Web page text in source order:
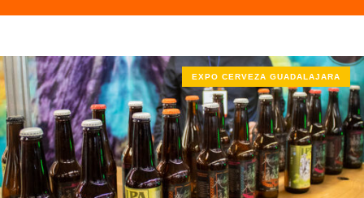
EXPO CERVEZA GUADALAJARA